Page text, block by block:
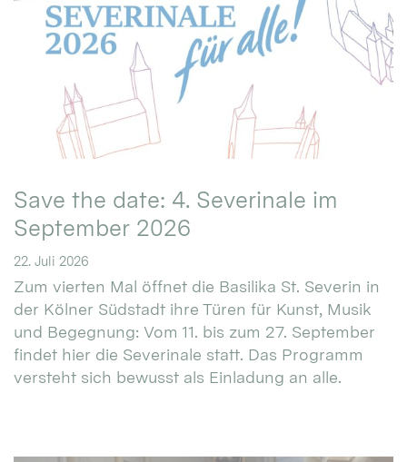
Save the date: 4. Severinale im
September 2026
22. Juli 2026
Zum vierten Mal öffnet die Basilika St. Severin in
der Kölner Südstadt ihre Türen für Kunst, Musik
und Begegnung: Vom 11. bis zum 27. September
findet hier die Severinale statt. Das Programm
versteht sich bewusst als Einladung an alle.